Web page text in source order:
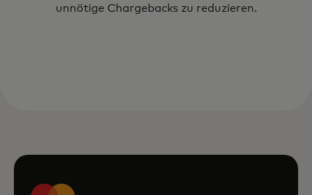
unnötige Chargebacks zu reduzieren.